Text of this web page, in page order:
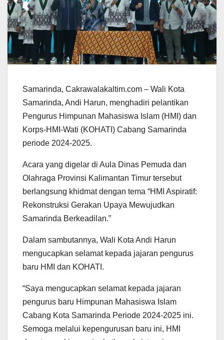
Samarinda, Cakrawalakaltim.com – Wali Kota
Samarinda, Andi Harun, menghadiri pelantikan
Pengurus Himpunan Mahasiswa Islam (HMI) dan
Korps-HMI-Wati (KOHATI) Cabang Samarinda
periode 2024-2025.
Acara yang digelar di Aula Dinas Pemuda dan
Olahraga Provinsi Kalimantan Timur tersebut
berlangsung khidmat dengan tema “HMI Aspiratif:
Rekonstruksi Gerakan Upaya Mewujudkan
Samarinda Berkeadilan.”
Dalam sambutannya, Wali Kota Andi Harun
mengucapkan selamat kepada jajaran pengurus
baru HMI dan KOHATI.
“Saya mengucapkan selamat kepada jajaran
pengurus baru Himpunan Mahasiswa Islam
Cabang Kota Samarinda Periode 2024-2025 ini.
Semoga melalui kepengurusan baru ini, HMI